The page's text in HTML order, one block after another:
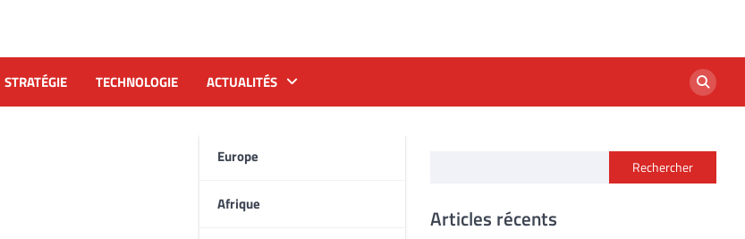
STRATÉGIE TECHNOLOGIE ACTUALITÉS
Europe
Afrique
Rechercher
Articles récents